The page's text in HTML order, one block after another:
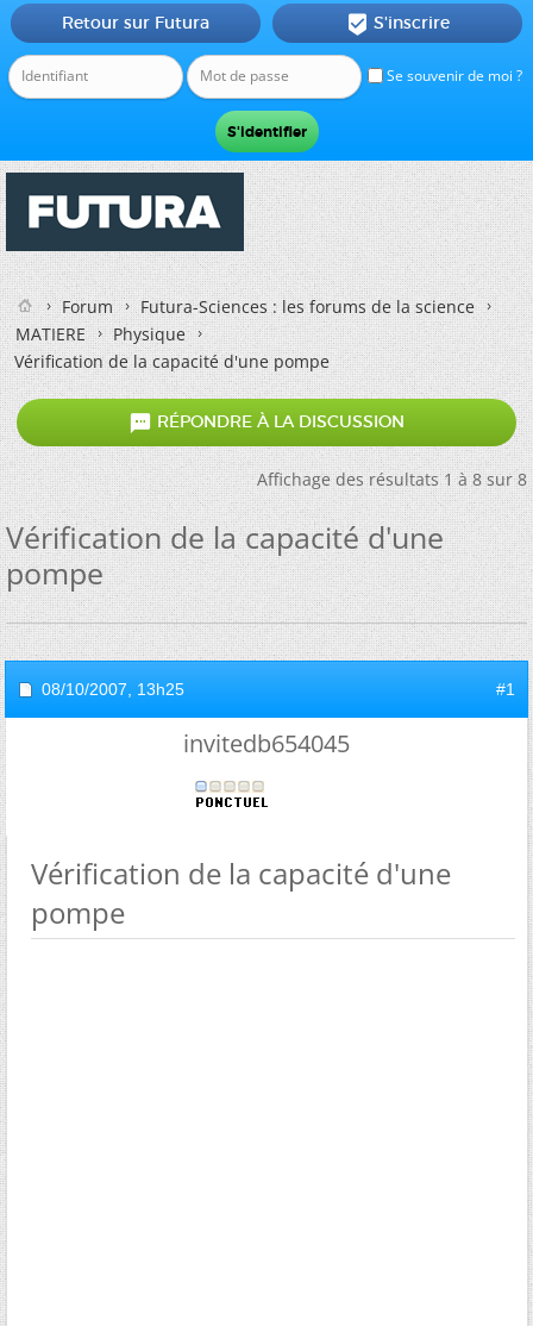
Se souvenir de moi ?
Retour sur Futura  S'inscrire
Forum
Futura-Sciences : les forums de la science
MATIERE
Physique
Vérification de la capacité d'une pompe
 RÉPONDRE À LA DISCUSSION
Affichage des résultats 1 à 8 sur 8
Vérification de la capacité d'une
pompe
08/10/2007, 13h25 #1
invitedb654045
Vérification de la capacité d'une
pompe